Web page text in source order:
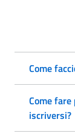
Come
Come
iscriversi?